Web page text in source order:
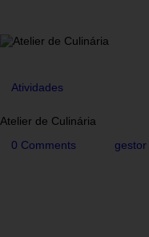
Atividades
Atelier de Culinária
0 Comments gestor